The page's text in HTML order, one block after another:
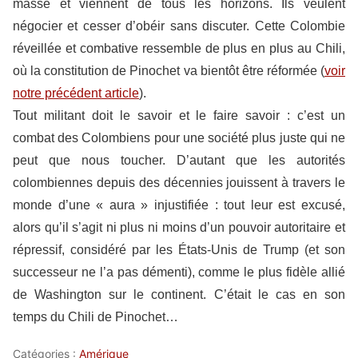
masse et viennent de tous les horizons. Ils veulent
négocier et cesser d’obéir sans discuter. Cette Colombie
réveillée et combative ressemble de plus en plus au Chili,
où la constitution de Pinochet va bientôt être réformée (voir
notre précédent article).
Tout militant doit le savoir et le faire savoir : c’est un
combat des Colombiens pour une société plus juste qui ne
peut que nous toucher. D’autant que les autorités
colombiennes depuis des décennies jouissent à travers le
monde d’une « aura » injustifiée : tout leur est excusé,
alors qu’il s’agit ni plus ni moins d’un pouvoir autoritaire et
répressif, considéré par les États-Unis de Trump (et son
successeur ne l’a pas démenti), comme le plus fidèle allié
de Washington sur le continent. C’était le cas en son
temps du Chili de Pinochet…
Catégories : Amérique